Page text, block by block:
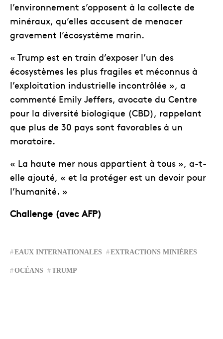
l’environnement s’opposent à la collecte de
minéraux, qu’elles accusent de menacer
gravement l’écosystème marin.
« Trump est en train d’exposer l’un des
écosystèmes les plus fragiles et méconnus à
l’exploitation industrielle incontrôlée », a
commenté Emily Jeffers, avocate du Centre
pour la diversité biologique (CBD), rappelant
que plus de 30 pays sont favorables à un
moratoire.
« La haute mer nous appartient à tous », a-t-
elle ajouté, « et la protéger est un devoir pour
l’humanité. »
Challenge (avec AFP)
EAUX INTERNATIONALES EXTRACTIONS MINIÈRES
OCÉANS TRUMP